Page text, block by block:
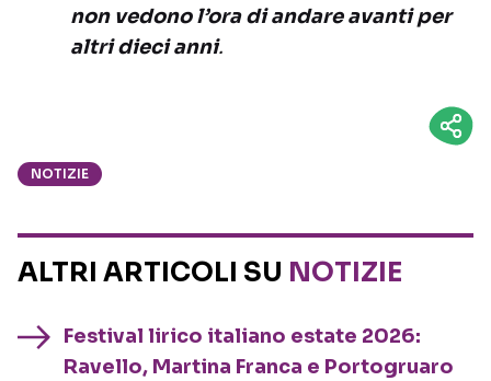
non vedono l’ora di andare avanti per
altri dieci anni.
NOTIZIE
ALTRI ARTICOLI SU NOTIZIE
Festival lirico italiano estate 2026:
Ravello, Martina Franca e Portogruaro